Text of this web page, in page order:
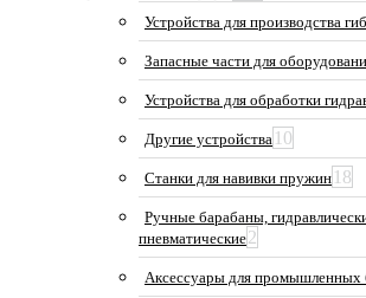
Устройства для производства
Запасные части для
Устройства для обработки
Другие устройства 10
Станки для навивки пружин 18
Ручные барабаны,
пневматические2
Аксессуары для промышленных